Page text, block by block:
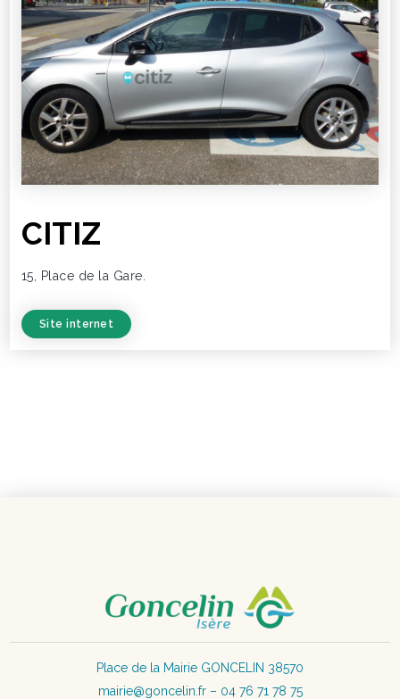
CITIZ
15, Place de la Gare.
Site internet
Place de la Mairie GONCELIN 38570
mairie@goncelin.fr – 04 76 71 78 75